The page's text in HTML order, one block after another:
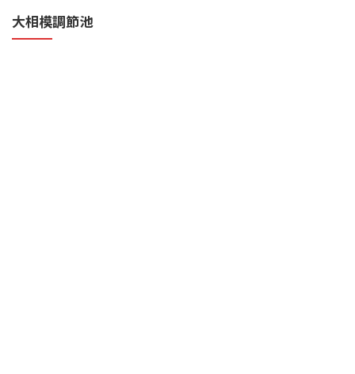
大相模調節池